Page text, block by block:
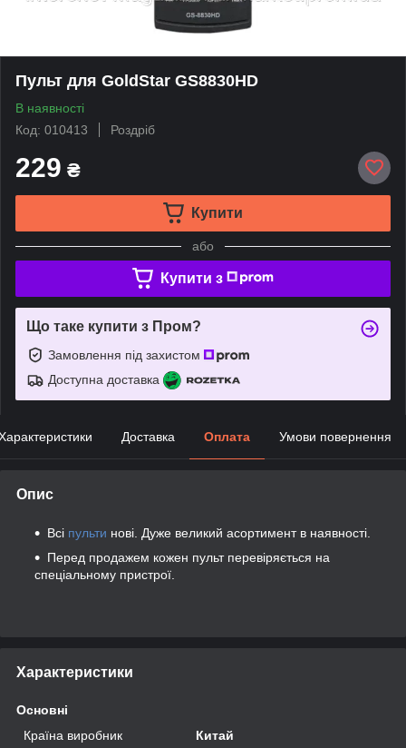
Пульт для GoldStar GS8830HD
В наявності
Код: 010413
Роздріб
229 ₴
Купити
або
Купити з
Що таке купити з Пром?
Замовлення під захистом
Доступна доставка
Доставка Оплата Умови повернення
Опис
Всі пульти нові. Дуже великий асортимент в наявності.
Перед продажем кожен пульт перевіряється на
спеціальному пристрої.
Характеристики
Основні
Країна виробник
Китай